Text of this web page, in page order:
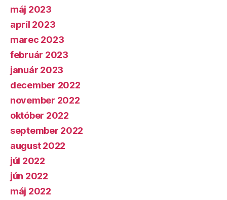
máj 2023
apríl 2023
marec 2023
február 2023
január 2023
december 2022
november 2022
október 2022
september 2022
august 2022
júl 2022
jún 2022
máj 2022